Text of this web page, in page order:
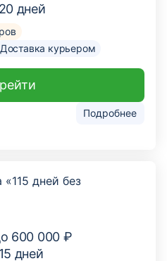
дней
Доставка курьером
Подробнее
«115 дней без
600 000 ₽
дней